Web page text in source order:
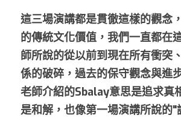
這三場演講都是貫徹這樣的觀念
的傳統文化價值，我們一直都在
師所說的從以前到現在所有衝突
係的破碎，過去的保守觀念與進
老師介紹的Sbalay意思是追求真
是和解，也像第一場演講所說的"